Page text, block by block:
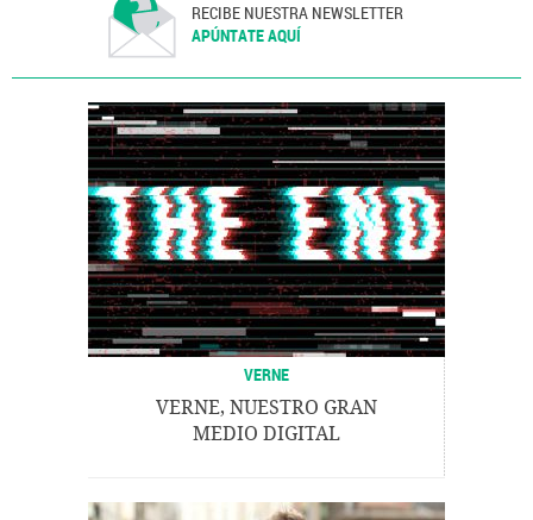
RECIBE NUESTRA NEWSLETTER
APÚNTATE AQUÍ
VERNE
VERNE, NUESTRO GRAN
MEDIO DIGITAL